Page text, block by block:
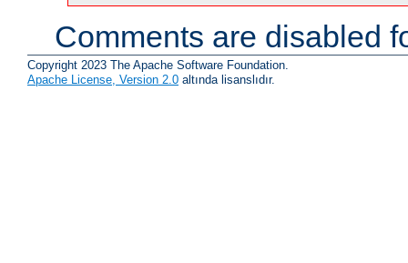
Comments are disabled
Copyright 2023 The Apache Software Foundation.
Apache License, Version 2.0 altında lisanslıdır.